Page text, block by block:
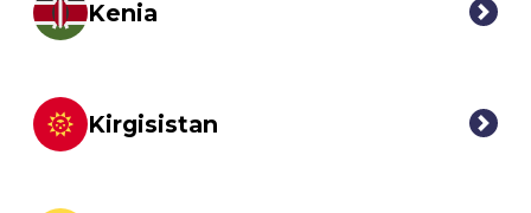
Kenia
Kirgisistan